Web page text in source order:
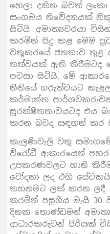
හෙලා දකින බවත්
සංගමය නිවේදනයක්
සිටියි. අමාත්‍යවරයා
කරමින් සිදු කළ මෙම
වතූකරයේ ජනතාව තුළ
තත්වයක් ඇති කිරීමටද
පවසා සිටියි. මේ
නීතියේ ගරුත්වයට
කර්මාන්ත
සුරක්ෂිතතාවයටද එය
කරන බවද සඳහන් කර
කැලණිවැලි වතු
විරෝධී ආකාරයෙන්
උපකරණවලට හානි
චෝදනා ලද එහි
තහනමට ලක් කරන ලදී.
කරමින් පසුගිය මැයි 30
දිනක තොණ්ඩමන්
ආධාරකරුවන් පිරිසක්